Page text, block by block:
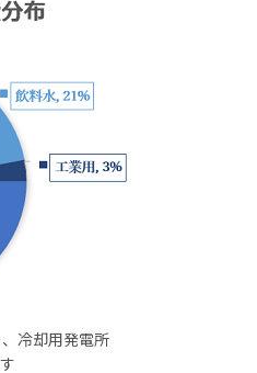
冷却用発電所